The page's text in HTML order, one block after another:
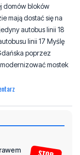
domów bloków
mają dostać się na
autobus linii 18
linii 17 Myślę
poprzez
mostek